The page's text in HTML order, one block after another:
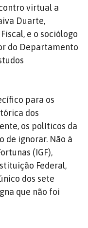
virtual a
Duarte,
e o sociólogo
do Departamento
para os
dos
os políticos da
de ignorar. Não à
(IGF),
Federal,
dos sete
que não foi